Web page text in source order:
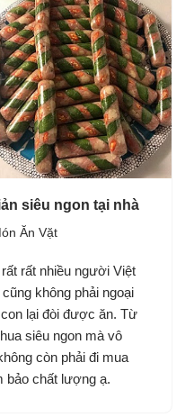
siêu ngon tại nhà
Ăn Vặt
rất nhiều người Việt
không phải ngoại
lại đòi được ăn. Từ
siêu ngon mà vô
còn phải đi mua
bảo chất lượng ạ.